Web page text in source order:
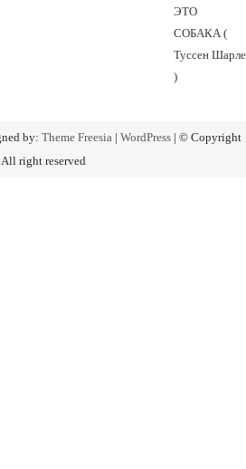
ЭТО
СОБАКА (
Туссен Шарле
)
by: Theme Freesia| WordPress| © Copyright
All right reserved